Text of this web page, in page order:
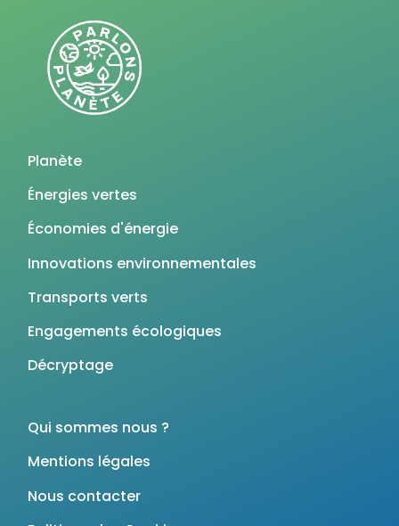
Planète
Énergies vertes
Économies d'énergie
Innovations environnementales
Transports verts
Engagements écologiques
Décryptage
Qui sommes nous ?
Mentions légales
Nous contacter